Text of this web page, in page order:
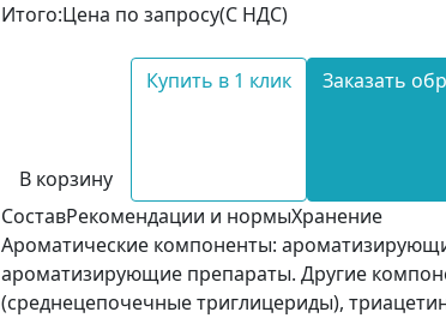
Итого:Цена по запросу(С НДС)
В корзину
Купить в 1 клик Заказать
СоставРекомендации и нормыХранение
Ароматические компоненты:
ароматизирующие препараты. Другие
(среднецепочечные триглицериды),